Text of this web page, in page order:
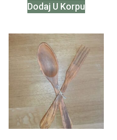
Dodaj U Korpu